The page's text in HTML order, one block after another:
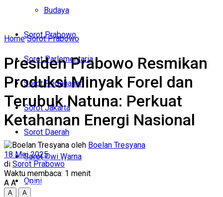
Budaya
Sorot Prabowo
Sorot Parlementaria
Sorot Pertahanan
Sorot Jakarta
Sorot Daerah
Sorot Dwi Warna
Opini
Sorot Parlementaria
Sorot Pertahanan
Sorot Jakarta
Sorot Daerah
Sorot Dwi Warna
Opini
Home Sorot Prabowo
Presiden Prabowo Resmikan
Produksi Minyak Forel dan
Terubuk Natuna: Perkuat
Ketahanan Energi Nasional
oleh Boelan Tresyana
18 Mei 2025
di Sorot Prabowo
Waktu membaca: 1 menit
A A
A
A